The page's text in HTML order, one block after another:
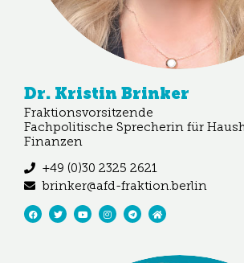
Dr. Kristin Brinker
Fraktionsvorsitzende
Fachpolitische Sprecherin für
Finanzen
+49 (0)30 2325 2621
brinker@afd-fraktion.berlin